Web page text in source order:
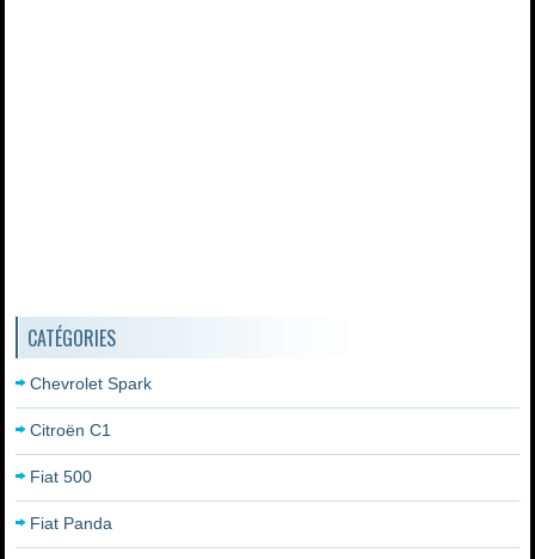
CATÉGORIES
Chevrolet Spark
Citroën C1
Fiat 500
Fiat Panda